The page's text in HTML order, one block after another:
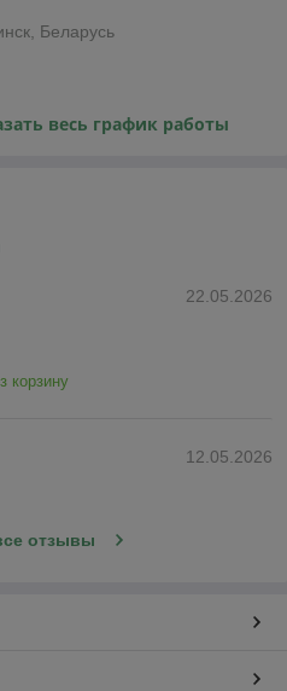
Беларусь
весь график работы
22.05.2026
корзину
12.05.2026
отзывы